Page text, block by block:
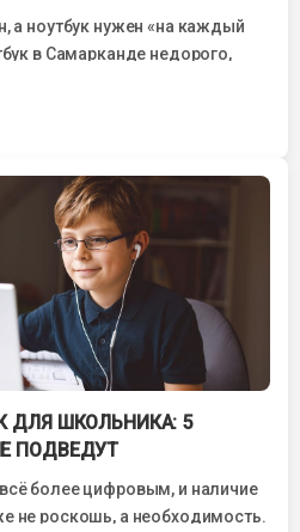
а ноутбук нужен «на каждый
в Самарканде недорого,
ДЛЯ ШКОЛЬНИКА: 5
ПОДВЕДУТ
более цифровым, и наличие
не роскошь, а необходимость.